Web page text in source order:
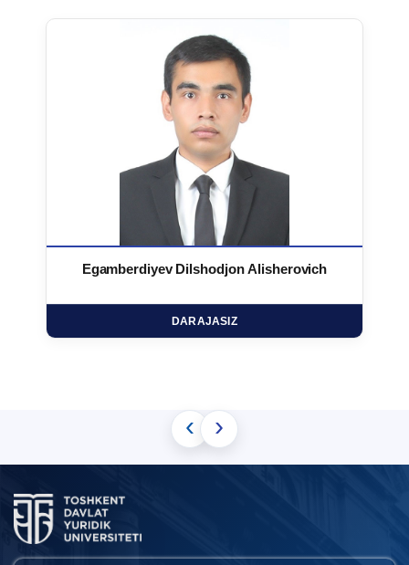
Egamberdiyev Dilshodjon Alisherovich
DARAJASIZ
‹ ›